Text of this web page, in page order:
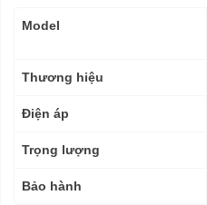
thuật
Model
Thương hiệu
Điện áp
Trọng lượng
Bảo hành